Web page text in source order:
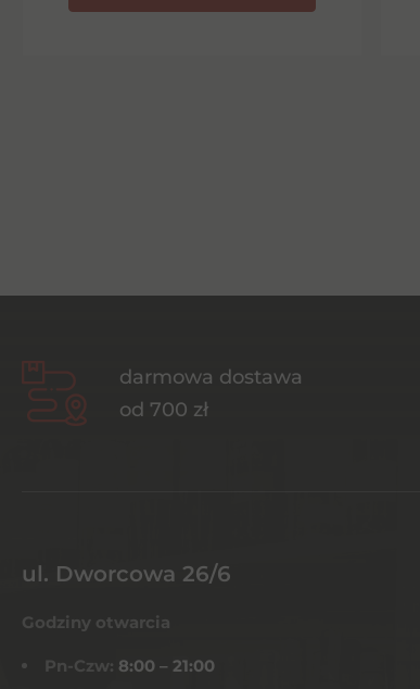
darmowa dostawa
od 700 zł
ul. Dworcowa 26/6
Godziny otwarcia
Pn-Czw: 8:00 – 21:00